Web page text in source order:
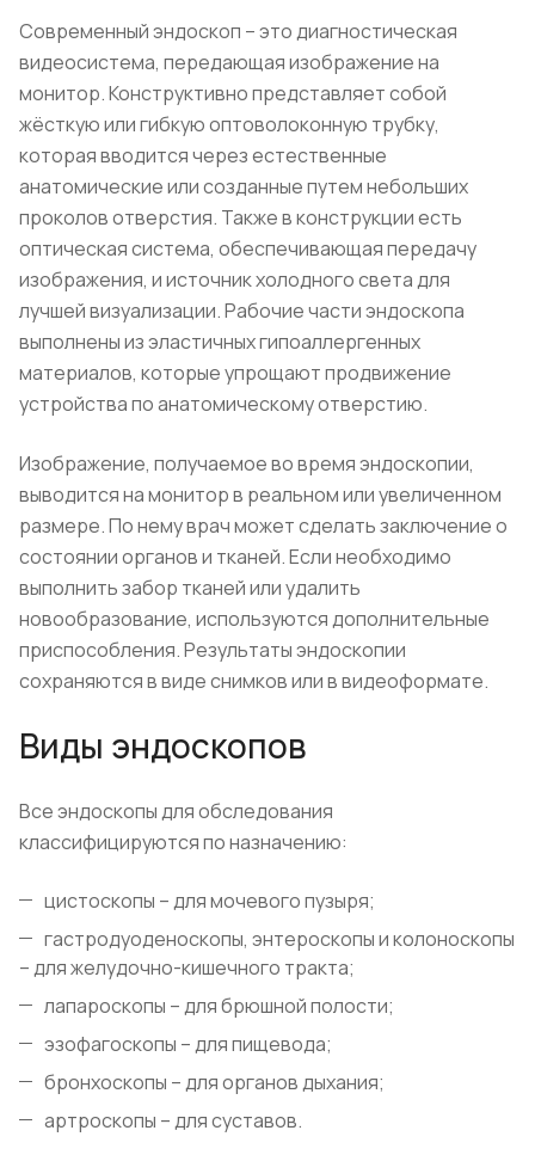
Современный эндоскоп – это диагностическая
видеосистема, передающая изображение на
монитор. Конструктивно представляет собой
жёсткую или гибкую оптоволоконную трубку,
которая вводится через естественные
анатомические или созданные путем небольших
проколов отверстия. Также в конструкции есть
оптическая система, обеспечивающая передачу
изображения, и источник холодного света для
лучшей визуализации. Рабочие части эндоскопа
выполнены из эластичных гипоаллергенных
материалов, которые упрощают продвижение
устройства по анатомическому отверстию.
Изображение, получаемое во время эндоскопии,
выводится на монитор в реальном или увеличенном
размере. По нему врач может сделать заключение о
состоянии органов и тканей. Если необходимо
выполнить забор тканей или удалить
новообразование, используются дополнительные
приспособления. Результаты эндоскопии
сохраняются в виде снимков или в видеоформате.
Виды эндоскопов
Все эндоскопы для обследования
классифицируются по назначению:
цистоскопы – для мочевого пузыря;
гастродуоденоскопы, энтероскопы и колоноскопы
– для желудочно-кишечного тракта;
лапароскопы – для брюшной полости;
эзофагоскопы – для пищевода;
бронхоскопы – для органов дыхания;
артроскопы – для суставов.